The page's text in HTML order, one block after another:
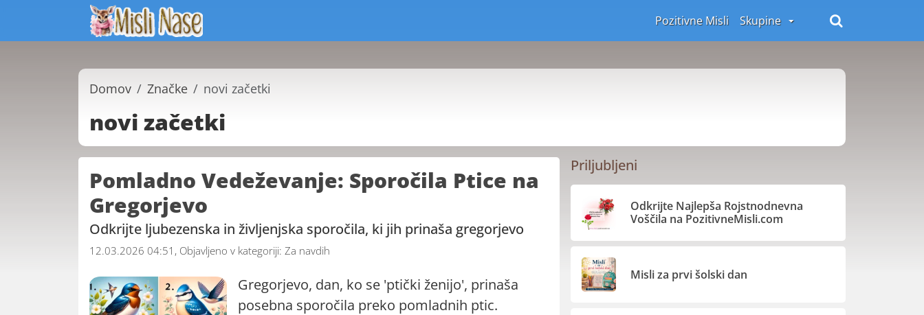
Pozitivne Misli Skupine
Domov Značke novi začetki
novi začetki
Pomladno Vedeževanje: Sporočila Ptice na
Gregorjevo
Odkrijte ljubezenska in življenjska sporočila, ki jih prinaša gregorjevo
12.03.2026 04:51, Objavljeno v kategoriji: Za navdih
Gregorjevo, dan, ko se 'ptički ženijo', prinaša
posebna sporočila preko pomladnih ptic.
Priljubljeni
Odkrijte Najlepša Rojstnodnevna
Voščila na PozitivneMisli.com
Misli za prvi šolski dan